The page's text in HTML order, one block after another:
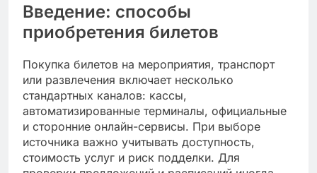
Введение: способы
приобретения билетов
Покупка билетов на мероприятия, транспорт
или развлечения включает несколько
стандартных каналов: кассы,
автоматизированные терминалы, официальные
и сторонние онлайн-сервисы. При выборе
источника важно учитывать доступность,
стоимость услуг и риск подделки. Для